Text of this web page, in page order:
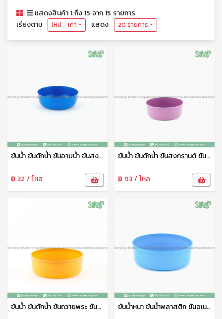
แสดงสินค้า 1 ถึง 15 จาก 15 รายการ
เรียงตาม
ใหม่ - เก่า แสดง 20 รายการ
ขันน้ำ ขันตักน้ำ ขันอาบน้ำ ขันสงกรานต์ ขันห้องน้ำ ขันน้ำพลาสติก คละสี 14 B บาง MS
฿ 32 / โหล
ขันน้ำ ขันตักน้ำ ขันสงกรานต์ ขันอาบน้ำ ขันห้องน้ำ พลาสติก คละสี 20 B ดอกบัว
฿ 93 / โหล
ขันน้ำ ขันตักน้ำ ขันถวายพระ ขันอาบน้ำ ขันห้องน้ำ ขันพลาสติก สีเหลือง No.18 ดอกบัว ขันน้ำหนา ขันน้ำพลาสติก ขันอเนกประสงค์ใบใหญ่ คละสี 20 ซม. A ดอกบัว